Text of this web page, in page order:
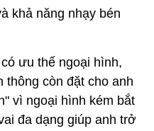
khả năng nhạy bén
ưu thế ngoại hình,
thông còn đặt cho anh
vì ngoại hình kém bắt
đa dạng giúp anh trở